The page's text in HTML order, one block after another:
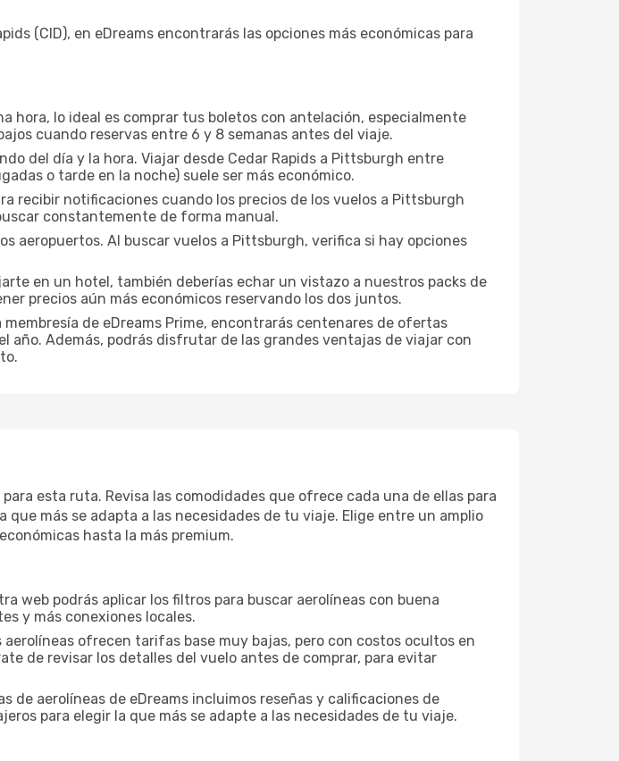
(CID), en eDreams encontrarás las opciones más económicas para
hora, lo ideal es comprar tus boletos con antelación, especialmente
cuando reservas entre 6 y 8 semanas antes del viaje.
del día y la hora. Viajar desde Cedar Rapids a Pittsburgh entre
o tarde en la noche) suele ser más económico.
recibir notificaciones cuando los precios de los vuelos a Pittsburgh
constantemente de forma manual.
aeropuertos. Al buscar vuelos a Pittsburgh, verifica si hay opciones
en un hotel, también deberías echar un vistazo a nuestros packs de
precios aún más económicos reservando los dos juntos.
membresía de eDreams Prime, encontrarás centenares de ofertas
Además, podrás disfrutar de las grandes ventajas de viajar con
esta ruta. Revisa las comodidades que ofrece cada una de ellas para
más se adapta a las necesidades de tu viaje. Elige entre un amplio
hasta la más premium.
web podrás aplicar los filtros para buscar aerolíneas con buena
y más conexiones locales.
aerolíneas ofrecen tarifas base muy bajas, pero con costos ocultos en
de revisar los detalles del vuelo antes de comprar, para evitar
de aerolíneas de eDreams incluimos reseñas y calificaciones de
para elegir la que más se adapte a las necesidades de tu viaje.